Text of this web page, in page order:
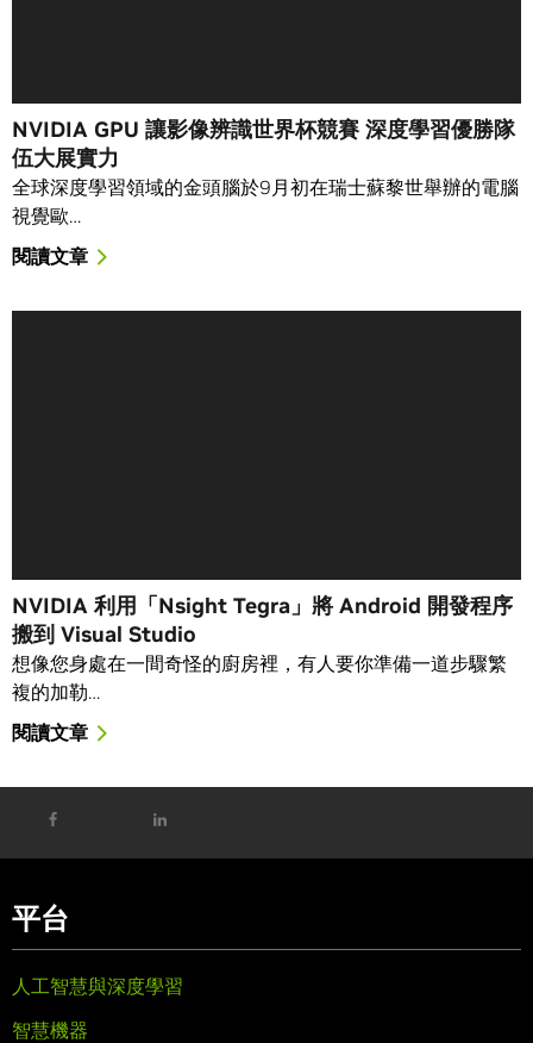
NVIDIA GPU 讓影像辨識世界杯競賽 深度學習優勝隊
伍大展實力
全球深度學習領域的金頭腦於9月初在瑞士蘇黎世舉辦的電腦
視覺歐…
閱讀文章
NVIDIA 利用「Nsight Tegra」將 Android 開發程序
搬到 Visual Studio
想像您身處在一間奇怪的廚房裡，有人要你準備一道步驟繁
複的加勒…
閱讀文章
平台
人工智慧與深度學習
智慧機器